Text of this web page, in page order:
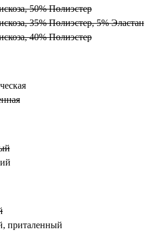
50% Полиэстер
35% Полиэстер, 5% Эластан
40% Полиэстер
приталенный